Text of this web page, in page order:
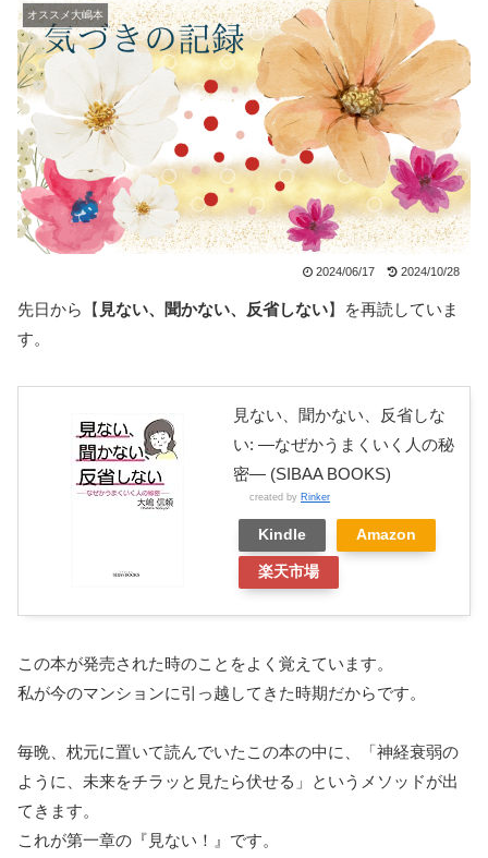
オススメ大嶋本
2024/06/17 2024/10/28
先日から【 見ない、聞かない、反省しない】を再読していま
す。
見ない、聞かない、反省しな
い: ―なぜかうまくいく人の秘
密― (SIBAA BOOKS)
created by Rinker
Kindle Amazon
楽天市場
この本が発売された時のことをよく覚えています。
私が今のマンションに引っ越してきた時期だからです。
毎晩、枕元に置いて読んでいたこの本の中に、「神経衰弱の
ように、未来をチラッと見たら伏せる」というメソッドが出
てきます。
これが第一章の『見ない！』です。